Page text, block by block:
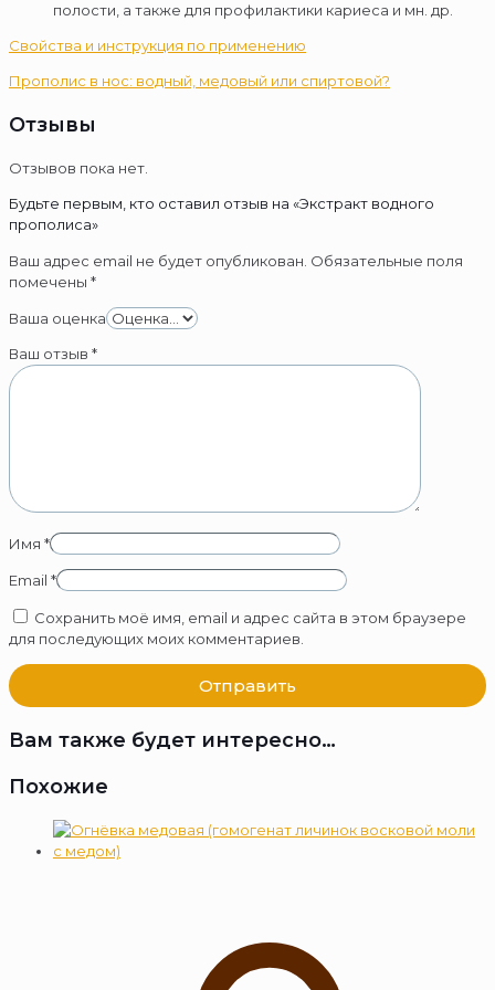
полости, а также для профилактики кариеса и мн. др.
Свойства и инструкция по применению
Прополис в нос: водный, медовый или спиртовой?
Отзывы
Отзывов пока нет.
Будьте первым, кто оставил отзыв на «Экстракт водного
прополиса»
Ваш адрес email не будет опубликован. Обязательные поля
помечены *
Ваша оценка
Ваш отзыв *
Имя *
Email *
Сохранить моё имя, email и адрес сайта в этом браузере
для последующих моих комментариев.
Вам также будет интересно…
Похожие